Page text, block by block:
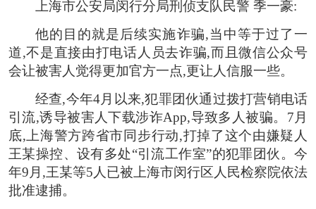
上海市公安局闵行分局刑侦支队民警 季一豪:
他的目的就是后续实施诈骗,当中等于过了一
道,不是直接由打电话人员去诈骗,而且微信公众号
会让被害人觉得更加官方一点,更让人信服一些。
经查,今年4月以来,犯罪团伙通过拨打营销电话
引流,诱导被害人下载涉诈App,导致多人被骗。7月
底,上海警方跨省市同步行动,打掉了这个由嫌疑人
王某操控、设有多处“引流工作室”的犯罪团伙。今
年9月,王某等5人已被上海市闵行区人民检察院依法
批准逮捕。